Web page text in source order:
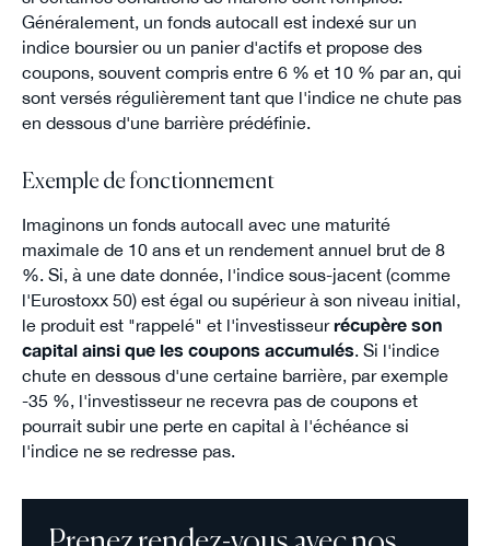
Généralement, un fonds autocall est indexé sur un
indice boursier ou un panier d'actifs et propose des
coupons, souvent compris entre 6 % et 10 % par an, qui
sont versés régulièrement tant que l'indice ne chute pas
en dessous d'une barrière prédéfinie.
Exemple de fonctionnement
Imaginons un fonds autocall avec une maturité
maximale de 10 ans et un rendement annuel brut de 8
%. Si, à une date donnée, l'indice sous-jacent (comme
l'Eurostoxx 50) est égal ou supérieur à son niveau initial,
le produit est "rappelé" et l'investisseurrécupère son
capital ainsi que les coupons accumulés. Si l'indice
chute en dessous d'une certaine barrière, par exemple
-35 %, l'investisseur ne recevra pas de coupons et
pourrait subir une perte en capital à l'échéance si
l'indice ne se redresse pas.